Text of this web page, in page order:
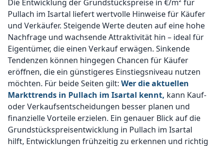
Die Entwicklung der Grundstückspreise in €/m² für
Pullach im Isartal liefert wertvolle Hinweise für Käufer
und Verkäufer. Steigende Werte deuten auf eine hohe
Nachfrage und wachsende Attraktivität hin – ideal für
Eigentümer, die einen Verkauf erwägen. Sinkende
Tendenzen können hingegen Chancen für Käufer
eröffnen, die ein günstigeres Einstiegsniveau nutzen
möchten. Für beide Seiten gilt: Wer die aktuellen
Markttrends in Pullach im Isartal kennt, kann Kauf-
oder Verkaufsentscheidungen besser planen und
finanzielle Vorteile erzielen. Ein genauer Blick auf die
Grundstückspreisentwicklung in Pullach im Isartal
hilft, Entwicklungen frühzeitig zu erkennen und richtig